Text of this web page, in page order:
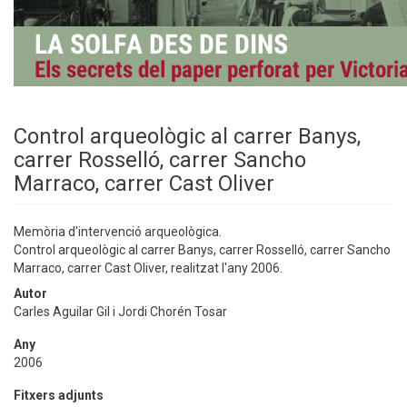
Control arqueològic al carrer Banys,
carrer Rosselló, carrer Sancho
Marraco, carrer Cast Oliver
Memòria d'intervenció arqueològica.
Control arqueològic al carrer Banys, carrer Rosselló, carrer Sancho
Marraco, carrer Cast Oliver, realitzat l'any 2006.
Autor
Carles Aguilar Gil i Jordi Chorén Tosar
Any
2006
Fitxers adjunts